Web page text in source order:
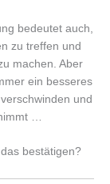
bedeutet auch,
zu treffen und
machen. Aber
ein besseres
und
…
bestätigen?